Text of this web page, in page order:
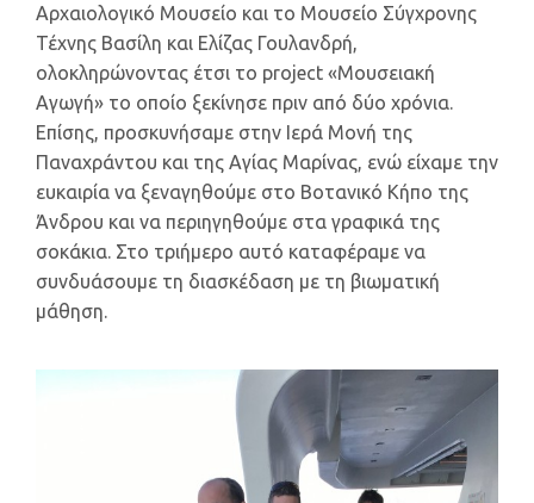
Αρχαιολογικό Μουσείο και το Μουσείο Σύγχρονης
Τέχνης Βασίλη και Ελίζας Γουλανδρή,
ολοκληρώνοντας έτσι το project «Μουσειακή
Αγωγή» το οποίο ξεκίνησε πριν από δύο χρόνια.
Επίσης, προσκυνήσαμε στην Ιερά Μονή της
Παναχράντου και της Αγίας Μαρίνας, ενώ είχαμε την
ευκαιρία να ξεναγηθούμε στο Βοτανικό Κήπο της
Άνδρου και να περιηγηθούμε στα γραφικά της
σοκάκια. Στο τριήμερο αυτό καταφέραμε να
συνδυάσουμε τη διασκέδαση με τη βιωματική
μάθηση.